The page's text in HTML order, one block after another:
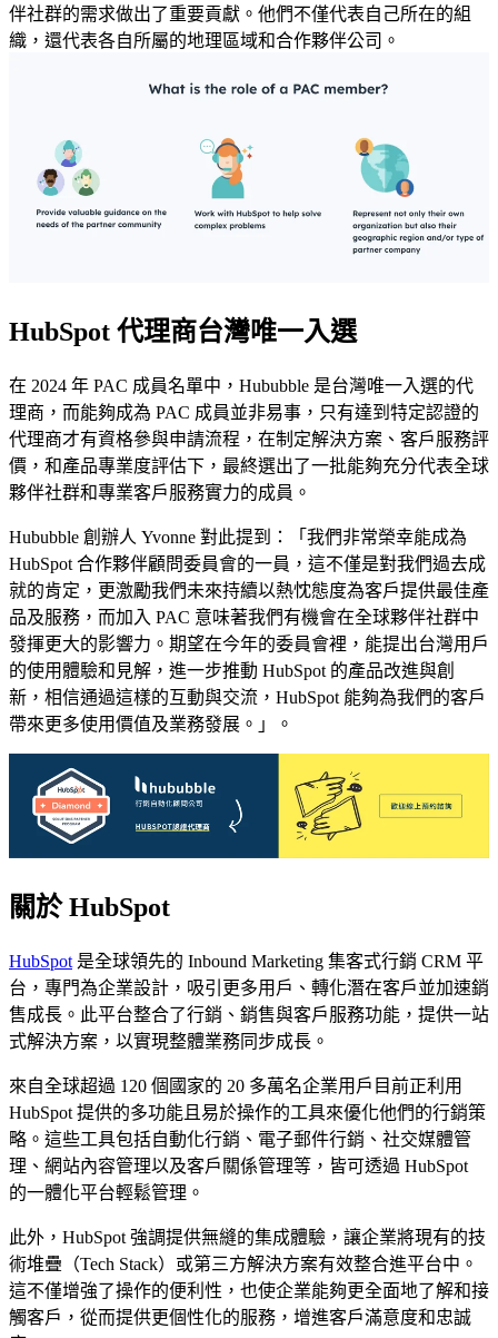
伴社群的需求做出了重要貢獻。他們不僅代表自己所在的組
織，還代表各自所屬的地理區域和合作夥伴公司。
HubSpot 代理商台灣唯一入選
在 2024 年 PAC 成員名單中，Hububble 是台灣唯一入選的代
理商，而能夠成為 PAC 成員並非易事，只有達到特定認證的
代理商才有資格參與申請流程，在制定解決方案、客戶服務評
價，和產品專業度評估下，最終選出了一批能夠充分代表全球
夥伴社群和專業客戶服務實力的成員。
Hububble 創辦人 Yvonne 對此提到：「我們非常榮幸能成為
HubSpot 合作夥伴顧問委員會的一員，這不僅是對我們過去成
就的肯定，更激勵我們未來持續以熱忱態度為客戶提供最佳產
品及服務，而加入 PAC 意味著我們有機會在全球夥伴社群中
發揮更大的影響力。期望在今年的委員會裡，能提出台灣用戶
的使用體驗和見解，進一步推動 HubSpot 的產品改進與創
新，相信通過這樣的互動與交流，HubSpot 能夠為我們的客戶
帶來更多使用價值及業務發展。」。
關於 HubSpot
HubSpot 是全球領先的 Inbound Marketing 集客式行銷 CRM 平
台，專門為企業設計，吸引更多用戶、轉化潛在客戶並加速銷
售成長。此平台整合了行銷、銷售與客戶服務功能，提供一站
式解決方案，以實現整體業務同步成長。
來自全球超過 120 個國家的 20 多萬名企業用戶目前正利用
HubSpot 提供的多功能且易於操作的工具來優化他們的行銷策
略。這些工具包括自動化行銷、電子郵件行銷、社交媒體管
理、網站內容管理以及客戶關係管理等，皆可透過 HubSpot
的一體化平台輕鬆管理。
此外，HubSpot 強調提供無縫的集成體驗，讓企業將現有的技
術堆疊（Tech Stack）或第三方解決方案有效整合進平台中。
這不僅增強了操作的便利性，也使企業能夠更全面地了解和接
觸客戶，從而提供更個性化的服務，增進客戶滿意度和忠誠